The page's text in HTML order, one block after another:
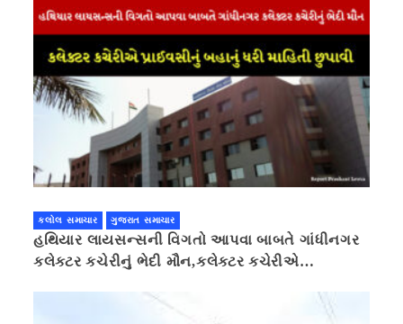
કલોલ સમાચાર ગુજરાત સમાચાર
હથિયાર લાયસન્સની વિગતો આપવા બાબતે ગાંધીનગર
કલેક્ટર કચેરીનું ભેદી મૌન,કલેક્ટર કચેરીએ